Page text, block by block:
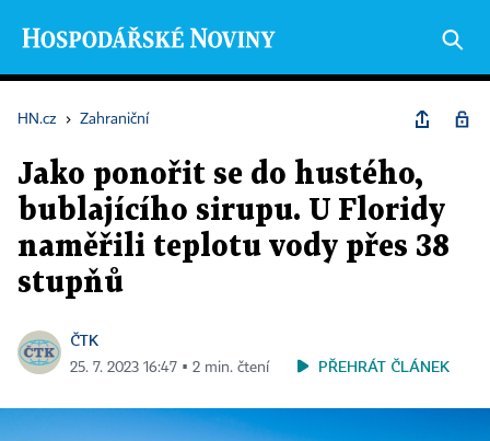
HN.cz › Zahraniční
Jako ponořit se do hustého,
bublajícího sirupu. U Floridy
naměřili teplotu vody přes 38
stupňů
ČTK
25. 7. 2023 16:47 ▪ 2 min. čtení PŘEHRÁT ČLÁNEK